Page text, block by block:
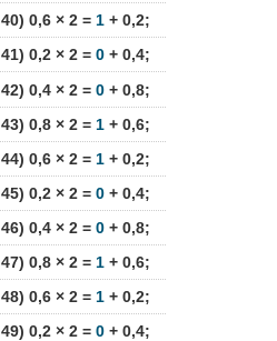
40) 0,6 × 2 = 1 + 0,2;
41) 0,2 × 2 = 0 + 0,4;
42) 0,4 × 2 = 0 + 0,8;
43) 0,8 × 2 = 1 + 0,6;
44) 0,6 × 2 = 1 + 0,2;
45) 0,2 × 2 = 0 + 0,4;
46) 0,4 × 2 = 0 + 0,8;
47) 0,8 × 2 = 1 + 0,6;
48) 0,6 × 2 = 1 + 0,2;
49) 0,2 × 2 = 0 + 0,4;